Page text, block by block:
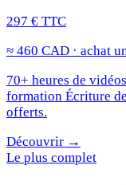
297 € TTC
≈ 460 CAD · achat
70+ heures de
formation Écriture
offerts.
Découvrir →
Le plus complet